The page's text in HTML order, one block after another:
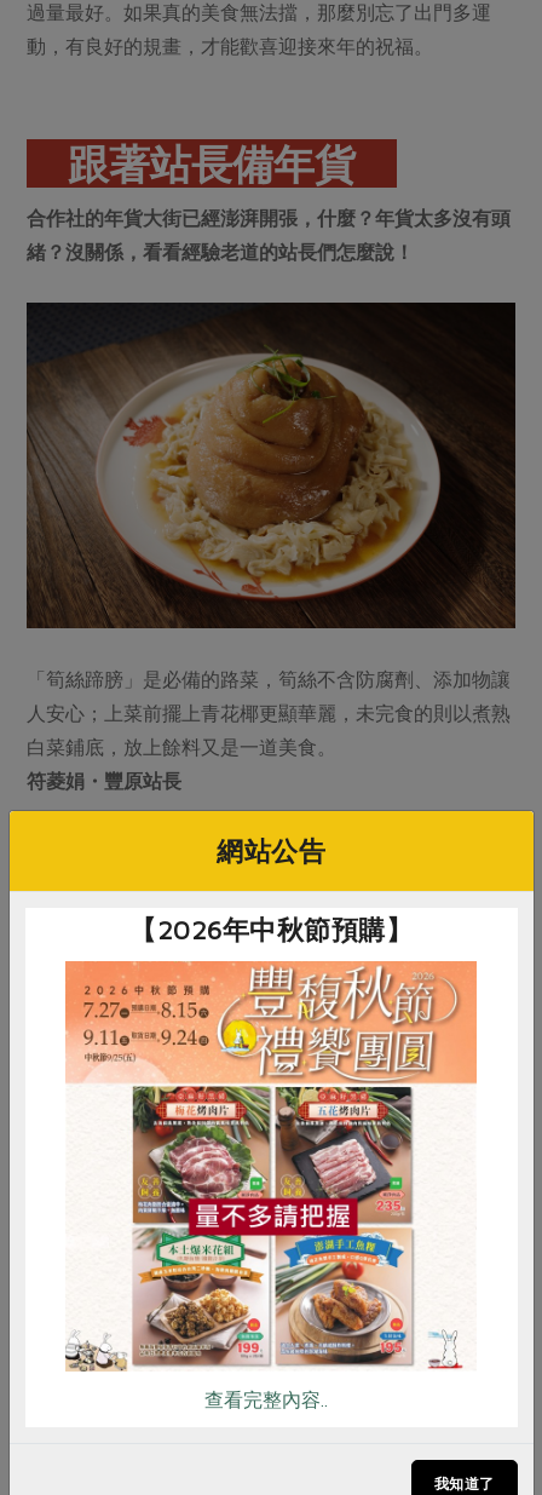
過量最好。如果真的美食無法擋，那麼別忘了出門多運
動，有良好的規畫，才能歡喜迎接來年的祝福。
跟著站長備年貨
合作社的年貨大街已經澎湃開張，什麼？年貨太多沒有頭
緒？沒關係，看看經驗老道的站長們怎麼說！
「筍絲蹄膀」是必備的路菜，筍絲不含防腐劑、添加物讓
人安心；上菜前擺上青花椰更顯華麗，未完食的則以煮熟
白菜鋪底，放上餘料又是一道美食。
符菱娟・豐原站長
除了魚、肉外，不妨用海鮮換口味。蘋果醋、番茄醬、醬
油混拌，淋到燙過的花枝、玉米筍，並加入洋蔥絲、番茄
丁，冷藏半小時就是解膩的「花枝冷盤」。
陳品孜・美術館站長
RPET 食譜 減硝酸鹽
雞蛋 食安 共同購買
網站公告
【2026年中秋節預購】
查看完整內容..
我知道了